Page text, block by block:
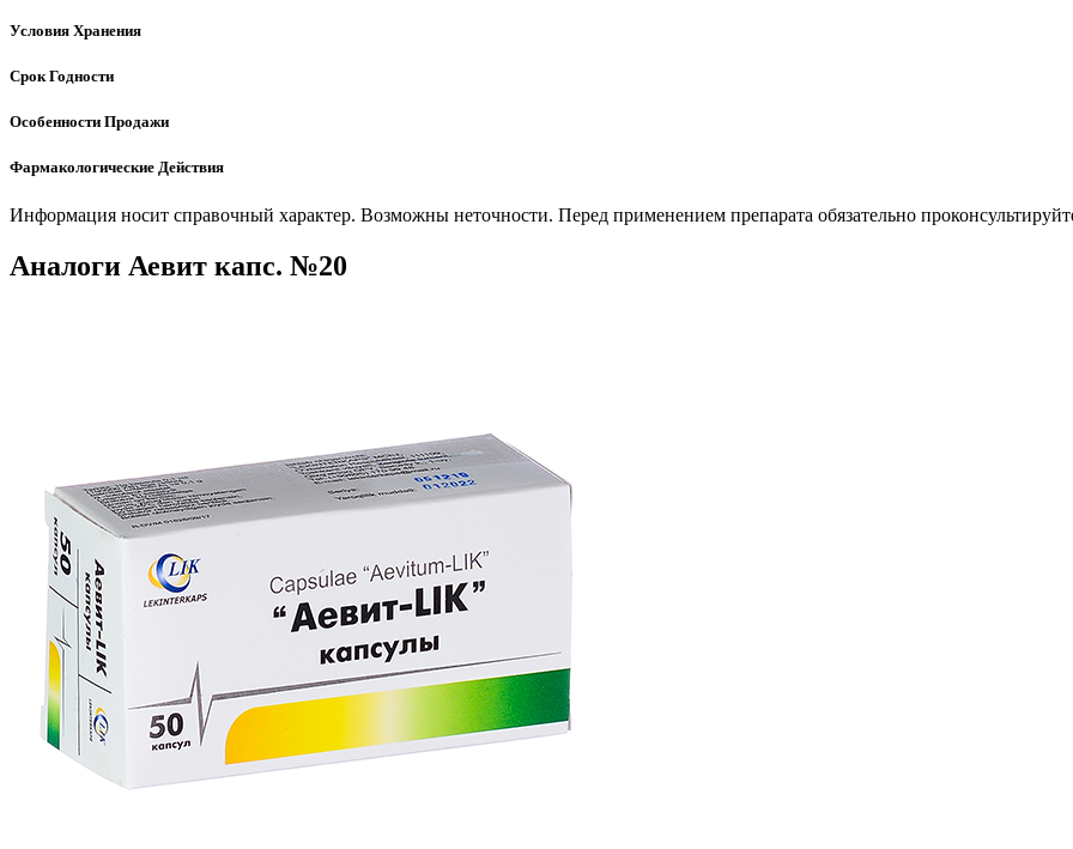
Условия Хранения
Срок Годности
Особенности Продажи
Фармакологические Действия
Информация носит справочный характер. Возможны неточности. Перед применением препарата обязательно
Аналоги Аевит капс. №20